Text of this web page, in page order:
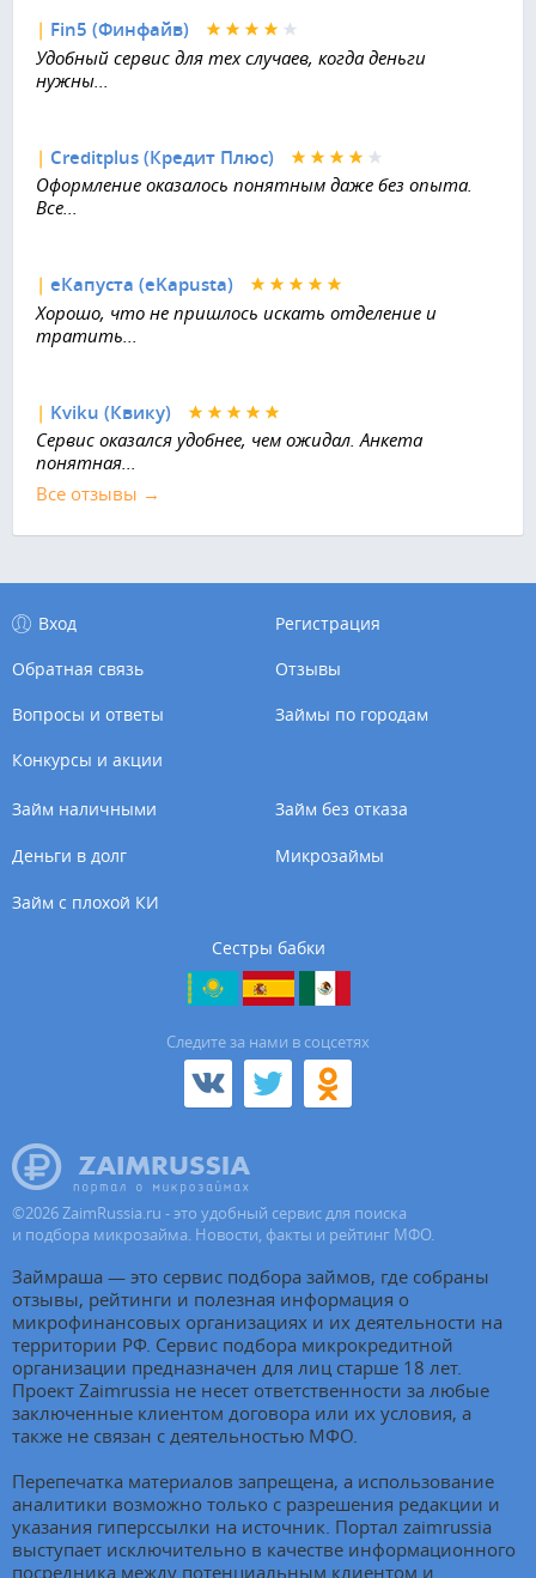
| Fin5 (Финфайв)
Удобный сервис для тех случаев, когда деньги
нужны...
| Creditplus (Кредит Плюс)
Оформление оказалось понятным даже без опыта.
Все...
| еКапуста (eKapusta)
Хорошо, что не пришлось искать отделение и
тратить...
| Kviku (Квику)
Сервис оказался удобнее, чем ожидал. Анкета
понятная...
Все отзывы →
Вход
Регистрация
Обратная связь
Отзывы
Вопросы и ответы
Займы по городам
Конкурсы и акции
Займ наличными Займ без отказа
Деньги в долг Микрозаймы
Займ с плохой КИ
Сестры бабки
Cледите за нами в соцсетях
©2026ZaimRussia.ru - это удобный сервис для поиска
и подбора микрозайма. Новости, факты и рейтинг МФО.
Займраша — это сервис подбора займов, где собраны
отзывы, рейтинги и полезная информация о
микрофинансовых организациях и их деятельности на
территории РФ. Сервис подбора микрокредитной
организации предназначен для лиц старше 18 лет.
Проект Zaimrussia не несет ответственности за любые
заключенные клиентом договора или их условия, а
также не связан с деятельностью МФО.
Перепечатка материалов запрещена, а использование
аналитики возможно только с разрешения редакции и
указания гиперссылки на источник. Портал zaimrussia
выступает исключительно в качестве информационного
посредника между потенциальным клиентом и